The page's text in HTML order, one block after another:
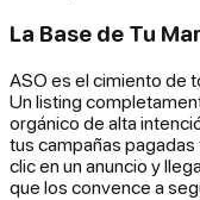
La Base de Tu
ASO es el cimiento de
Un listing
orgánico de alta
tus campañas pagadas
clic en un anuncio y
que los convence a